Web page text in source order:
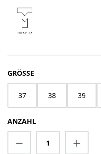
GRÖSSE
37 38 39
ANZAHL
Produkt Anzahl: